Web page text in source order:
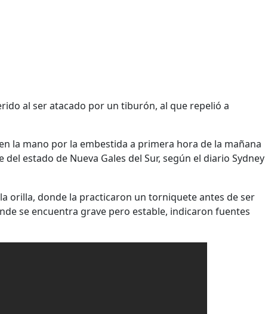
al ser atacado por un tiburón, al que repelió a
la mano por la embestida a primera hora de la mañana
del estado de Nueva Gales del Sur, según el diario Sydney
orilla, donde la practicaron un torniquete antes de ser
se encuentra grave pero estable, indicaron fuentes